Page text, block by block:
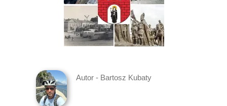
Autor - Bartosz Kubaty